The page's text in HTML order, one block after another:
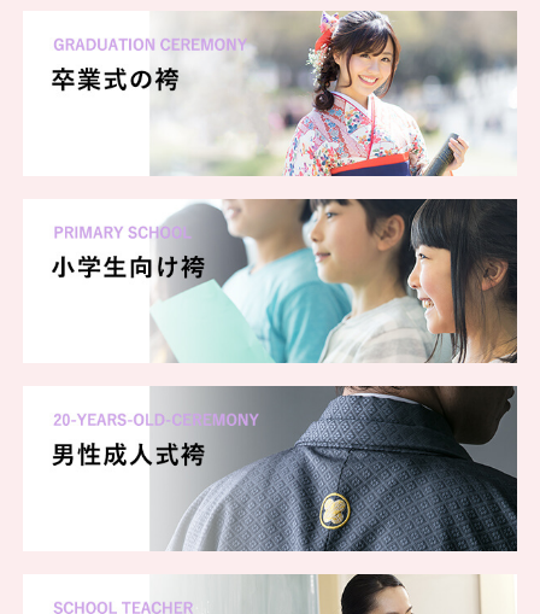
千鳥格子の二尺袖と袴、全身を同じ柄で揃えた個性派スタイル。
リボン付き衿や、足元のブーツで
さらにおしゃれな印象に。